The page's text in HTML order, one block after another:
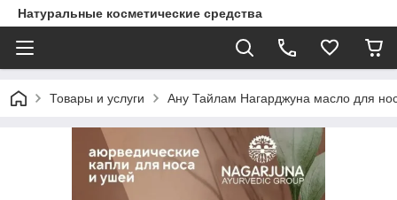
Натуральные косметические средства
Товары и услуги Ану Тайлам Нагарджуна масло для